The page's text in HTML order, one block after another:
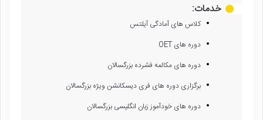
خدمات:
کلاس های آمادگی آیلتس
دوره های OET
دوره های مکالمه فشرده بزرگسالان
برگزاری دوره های فری دیسکانشن ویژه بزرگسالان
دوره های خودآموز زبان انگلیسی بزرگسالان